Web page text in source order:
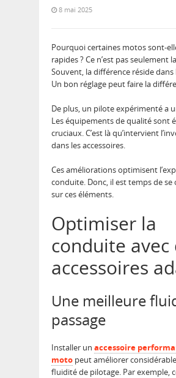
8 mai 2025
Pourquoi certaines motos sont-
rapides ? Ce n’est pas seulement
Souvent, la différence réside dans
Un bon réglage peut faire la
De plus, un pilote expérimenté a
Les équipements de qualité sont
cruciaux. C’est là qu’intervient
dans les accessoires.
Ces améliorations optimisent
conduite. Donc, il est temps de se
sur ces éléments.
Optimiser la
conduite avec
accessoires
Une meilleure
passage
Installer un accessoire
moto peut améliorer
fluidité de pilotage. Par exemple,